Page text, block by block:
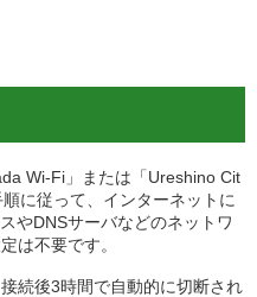
Wi-Fi」または「Ureshino Cit
に従って、インターネットに
やDNSサーバなどのネットワ
は不要です。
続後3時間で自動的に切断され